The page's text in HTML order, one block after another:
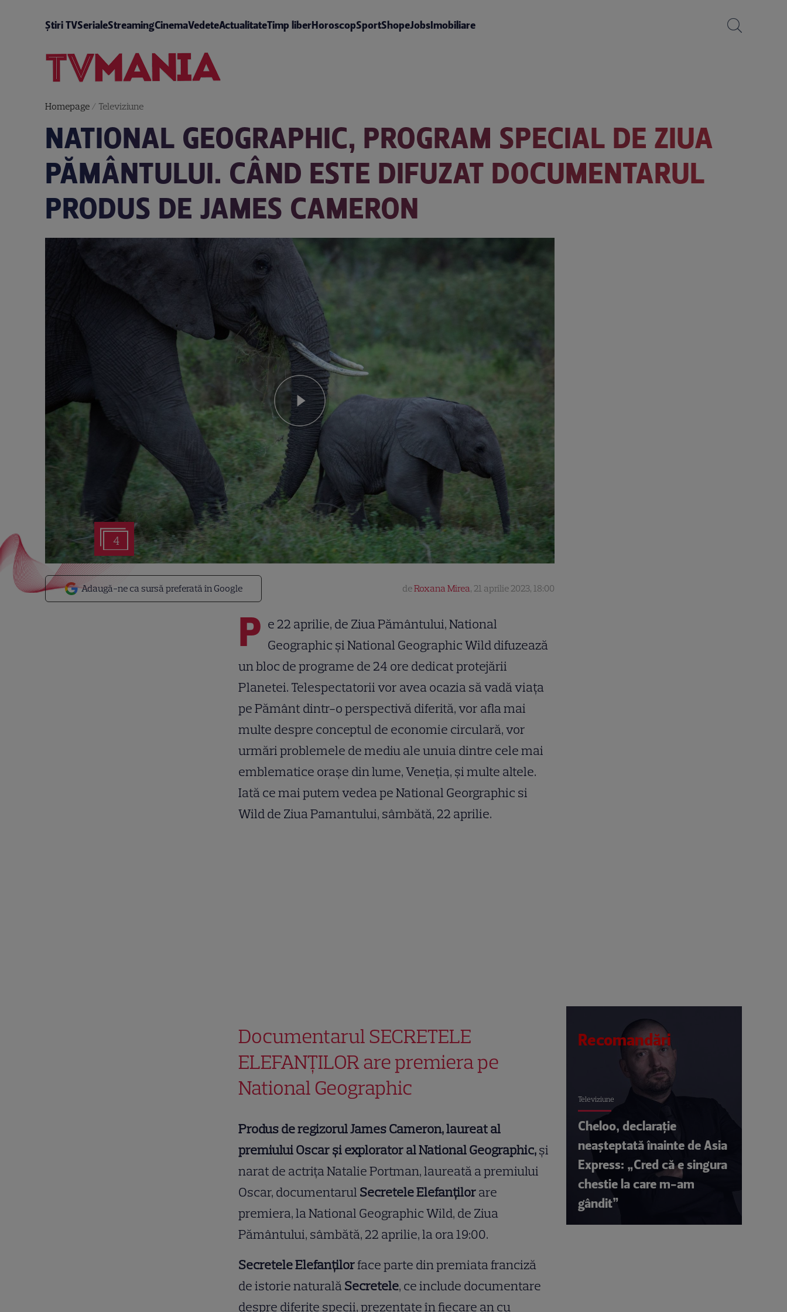
Știri TVSerialeStreamingCinemaVedeteActualitateTimp liberHoroscopSportShopeJobsImobiliare
Homepage/ Televiziune
NATIONAL GEOGRAPHIC, PROGRAM SPECIAL DE ZIUA
PĂMÂNTULUI. CÂND ESTE DIFUZAT DOCUMENTARUL
PRODUS DE JAMES CAMERON
4
Adaugă-ne ca sursă preferată în Google deRoxana Mirea, 21 aprilie 2023, 18:00
P e 22 aprilie, de Ziua Pământului, National
Geographic și National Geographic Wild difuzează
un bloc de programe de 24 ore dedicat protejării
Planetei. Telespectatorii vor avea ocazia să vadă viața
pe Pământ dintr-o perspectivă diferită, vor afla mai
multe despre conceptul de economie circulară, vor
urmări problemele de mediu ale unuia dintre cele mai
emblematice orașe din lume, Veneția, și multe altele.
Iată ce mai putem vedea pe National Georgraphic si
Wild de Ziua Pamantului, sâmbătă, 22 aprilie.
Documentarul SECRETELE
ELEFANȚILOR are premiera pe
National Geographic
Produs de regizorul James Cameron, laureat al
premiului Oscar și explorator al National Geographic,și
narat de actrița Natalie Portman, laureată a premiului
Oscar, documentarul Secretele Elefanțilorare
premiera, la National Geographic Wild, de Ziua
Pământului, sâmbătă, 22 aprilie, la ora 19:00.
Secretele Elefanțilorface parte din premiata franciză
de istorie naturalăSecretele, ce include documentare
despre diferite specii, prezentate în fiecare an cu
Recomandări
Televiziune
Cheloo, declarație
neașteptată înainte de Asia
Express: „Cred că e singura
chestie la care m-am
gândit”